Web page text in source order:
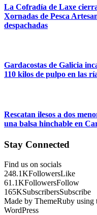
La Cofradía de Laxe
Xornadas de Pesca
despachadas
Gardacostas de Galicia
110 kilos de pulpo en las
Rescatan ilesos a dos
una balsa hinchable en
Stay Connected
Find us on socials
248.1KFollowersLike
61.1KFollowersFollow
165KSubscribersSubscribe
Made by ThemeRuby using
WordPress